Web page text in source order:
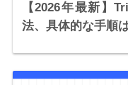
【2026年最新】
法、具体的な手順